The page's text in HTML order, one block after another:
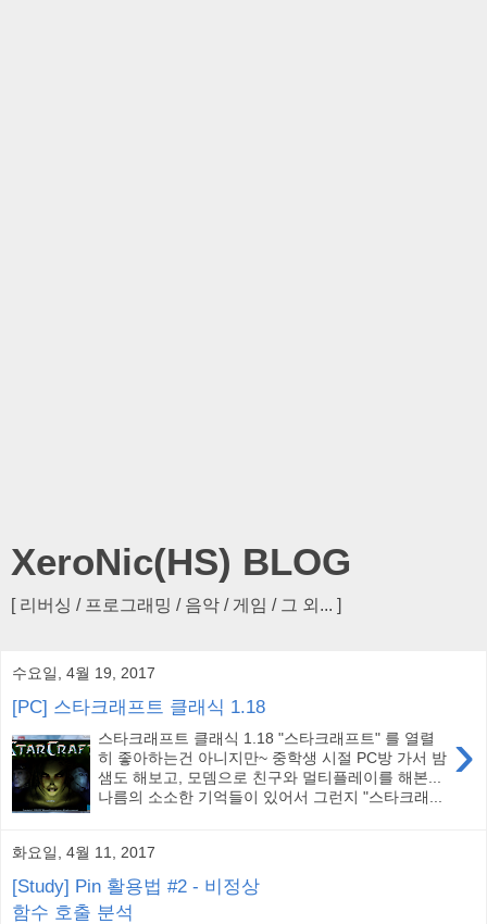
XeroNic(HS) BLOG
[ 리버싱 / 프로그래밍 / 음악 / 게임 / 그 외... ]
수요일, 4월 19, 2017
[PC] 스타크래프트 클래식 1.18
›
스타크래프트 클래식 1.18 "스타크래프트" 를 열렬
히 좋아하는건 아니지만~ 중학생 시절 PC방 가서 밤
샘도 해보고, 모뎀으로 친구와 멀티플레이를 해본...
나름의 소소한 기억들이 있어서 그런지 "스타크래...
화요일, 4월 11, 2017
[Study] Pin 활용법 #2 - 비정상
함수 호출 분석